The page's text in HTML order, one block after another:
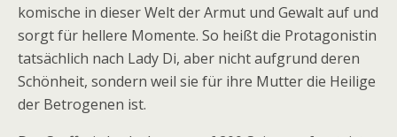
komische in dieser Welt der Armut und Gewalt auf und
sorgt für hellere Momente. So heißt die Protagonistin
tatsächlich nach Lady Di, aber nicht aufgrund deren
Schönheit, sondern weil sie für ihre Mutter die Heilige
der Betrogenen ist.